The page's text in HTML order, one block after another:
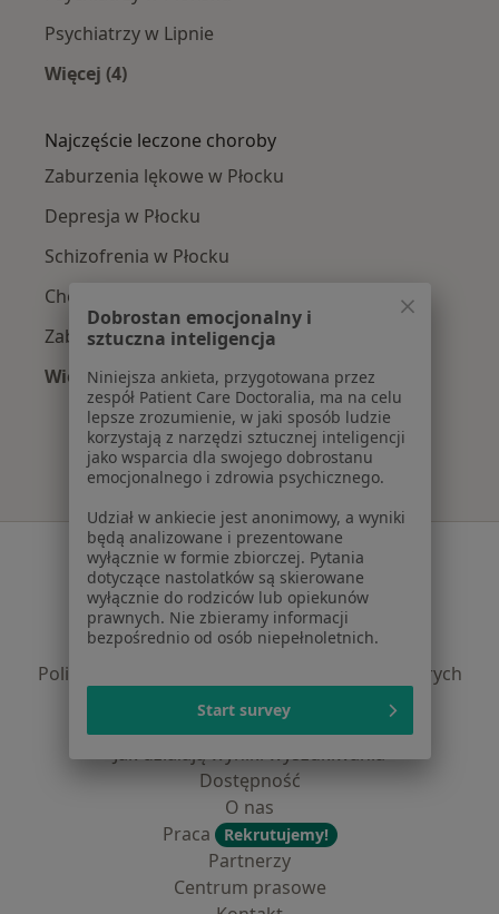
Psychiatrzy w Lipnie
Więcej (4)
Najczęście leczone choroby
Zaburzenia lękowe w Płocku
Depresja w Płocku
Schizofrenia w Płocku
Choroba afektywna dwubiegunowa w Płocku
Zaburzenia osobowości w Płocku
Więcej (15)
Więcej w kategorii: Najczęście leczone
Serwis
Regulamin
Polityka prywatności pacjentów
Polityka prywatności profesjonalistów
Polityka prywatności dla profesjonalistów, których
dane pozyskaliśmy samodzielnie
Polityka cookies
Jak działają wyniki wyszukiwania
Dostępność
O nas
Praca
Rekrutujemy!
Partnerzy
Centrum prasowe
Dobrostan emocjonalny i
sztuczna inteligencja
Niniejsza ankieta, przygotowana przez
zespół Patient Care Doctoralia, ma na celu
lepsze zrozumienie, w jaki sposób ludzie
korzystają z narzędzi sztucznej inteligencji
jako wsparcia dla swojego dobrostanu
emocjonalnego i zdrowia psychicznego.
Udział w ankiecie jest anonimowy, a wyniki
będą analizowane i prezentowane
wyłącznie w formie zbiorczej. Pytania
dotyczące nastolatków są skierowane
wyłącznie do rodziców lub opiekunów
prawnych. Nie zbieramy informacji
bezpośrednio od osób niepełnoletnich.
Start survey